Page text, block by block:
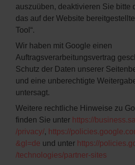
auszuüben, deaktivieren Sie bitte
das auf der Website
Tool“.
Wir haben mit Google einen
Auftragsverarbeitungsvertrag
Schutz der Daten unserer
und eine unberechtigte
untersagt.
Weitere rechtliche Hinweise zu
finden Sie unter https://
/privacy/, https://
&gl=de und unter https://
/technologies/partner-sites